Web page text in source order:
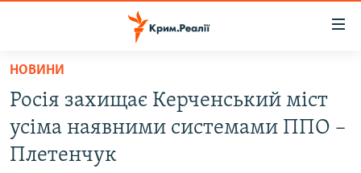
Перейти
основного
матеріалу
Перейти
до
ВІДЕО ТА ФОТО
НОВИНИ
Росія захищає Керченський міст
усіма наявними системами ППО –
Плетенчук